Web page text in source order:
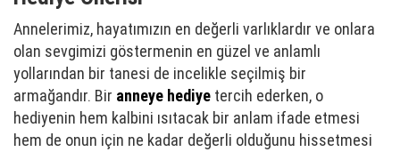
Annelerimiz, hayatımızın en değerli varlıklardır ve onlara
olan sevgimizi göstermenin en güzel ve anlamlı
yollarından bir tanesi de incelikle seçilmiş bir
armağandır. Bir anneye hediye tercih ederken, o
hediyenin hem kalbini ısıtacak bir anlam ifade etmesi
hem de onun için ne kadar değerli olduğunu hissetmesi